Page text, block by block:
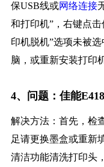
保USB线或网络连接
和打印机”，右键点
印机脱机”选项未被
脑，或重新安装打印
4、问题：佳能
解决方法：首先，检
足请更换墨盒或重新
清洁功能清洗打印头